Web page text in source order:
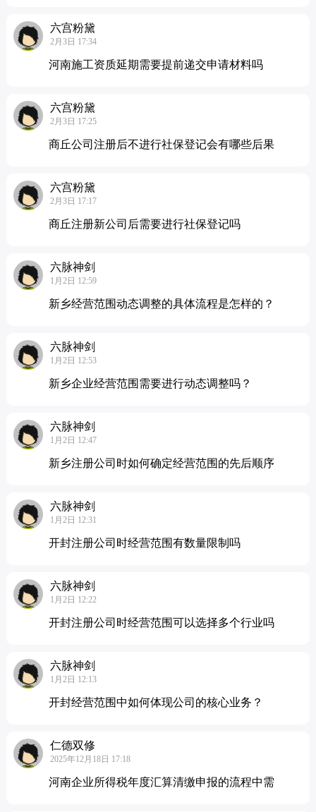
六宫粉黛
2月3日 17:34
河南施工资质延期需要提前递交申请材料吗
六宫粉黛
2月3日 17:25
商丘公司注册后不进行社保登记会有哪些后果
六宫粉黛
2月3日 17:17
商丘注册新公司后需要进行社保登记吗
六脉神剑
1月2日 12:59
新乡经营范围动态调整的具体流程是怎样的？
六脉神剑
1月2日 12:53
新乡企业经营范围需要进行动态调整吗？
六脉神剑
1月2日 12:47
新乡注册公司时如何确定经营范围的先后顺序
六脉神剑
1月2日 12:31
开封注册公司时经营范围有数量限制吗
六脉神剑
1月2日 12:22
开封注册公司时经营范围可以选择多个行业吗
六脉神剑
1月2日 12:13
开封经营范围中如何体现公司的核心业务？
仁德双修
2025年12月18日 17:18
河南企业所得税年度汇算清缴申报的流程中需